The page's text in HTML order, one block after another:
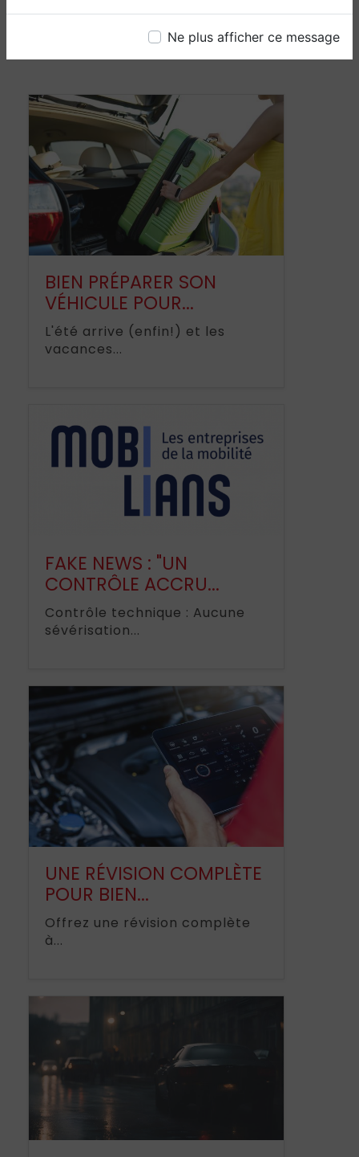
Ne plus afficher ce message
BIEN PRÉPARER SON
VÉHICULE POUR...
L'été arrive (enfin!) et les
vacances...
FAKE NEWS : "UN
CONTRÔLE ACCRU...
Contrôle technique : Aucune
sévérisation...
UNE RÉVISION COMPLÈTE
POUR BIEN...
Offrez une révision complète
à...